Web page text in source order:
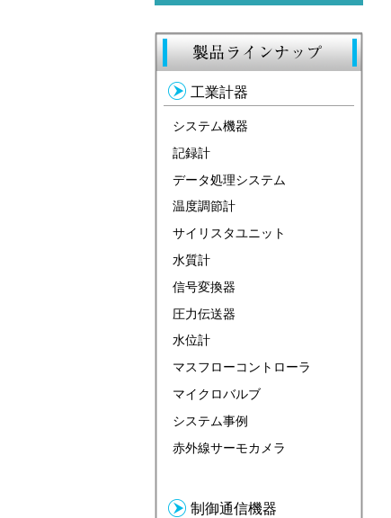
工業計器
システム機器
記録計
データ処理システム
温度調節計
サイリスタユニット
水質計
信号変換器
圧力伝送器
水位計
マスフローコントローラ
マイクロバルブ
システム事例
赤外線サーモカメラ
制御通信機器